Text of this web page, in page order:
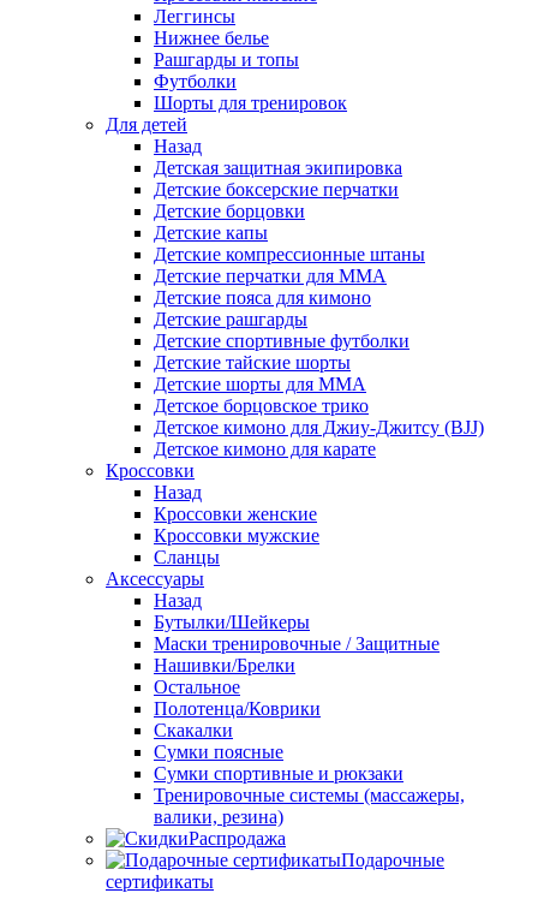
Леггинсы
Нижнее белье
Рашгарды и топы
Футболки
Шорты для тренировок
Для детей
Назад
Детская защитная экипировка
Детские боксерские перчатки
Детские борцовки
Детские капы
Детские компрессионные штаны
Детские перчатки для ММА
Детские пояса для кимоно
Детские рашгарды
Детские спортивные футболки
Детские тайские шорты
Детские шорты для ММА
Детское борцовское трико
Детское кимоно для Джиу-Джитсу (BJJ)
Детское кимоно для карате
Кроссовки
Назад
Кроссовки женские
Кроссовки мужские
Сланцы
Аксессуары
Назад
Бутылки/Шейкеры
Маски тренировочные / Защитные
Нашивки/Брелки
Остальное
Полотенца/Коврики
Скакалки
Сумки поясные
Сумки спортивные и рюкзаки
Тренировочные системы (массажеры,
валики, резина)
Распродажа
Подарочные
сертификаты